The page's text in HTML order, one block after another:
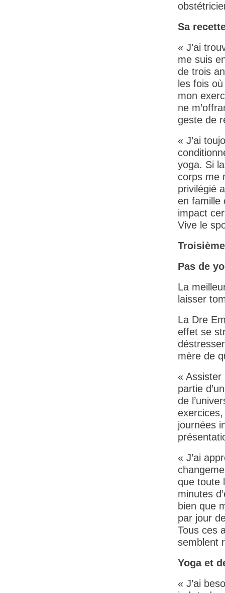
Sa
« J’ai
me suis
de trois
les fois
mon
ne
geste de
« J’ai
yoga. Si
corps me
privilégié
en famille
impact
Vive le
Pas de
La
laisser
La Dre
effet se
mère de
«
partie
de
exercices,
journées
« J’ai
que toute
minutes
bien que
par jour
Tous ces
semblent
Yoga et
« J’ai